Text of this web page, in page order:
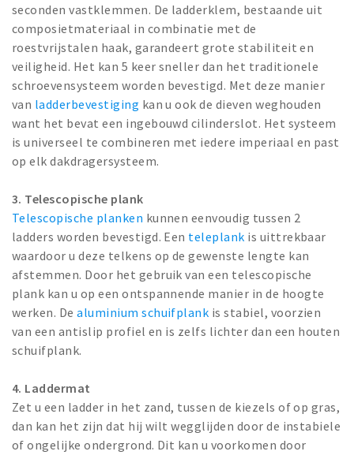
seconden vastklemmen. De ladderklem, bestaande uit
composietmateriaal in combinatie met de
roestvrijstalen haak, garandeert grote stabiliteit en
veiligheid. Het kan 5 keer sneller dan het traditionele
schroevensysteem worden bevestigd. Met deze manier
van ladderbevestiging kan u ook de dieven weghouden
want het bevat een ingebouwd cilinderslot. Het systeem
is universeel te combineren met iedere imperiaal en past
op elk dakdragersysteem.
3. Telescopische plank
Telescopische planken kunnen eenvoudig tussen 2
ladders worden bevestigd. Een teleplank is uittrekbaar
waardoor u deze telkens op de gewenste lengte kan
afstemmen. Door het gebruik van een telescopische
plank kan u op een ontspannende manier in de hoogte
werken. Dealuminium schuifplank is stabiel, voorzien
van een antislip profiel en is zelfs lichter dan een houten
schuifplank.
4. Laddermat
Zet u een ladder in het zand, tussen de kiezels of op gras,
dan kan het zijn dat hij wilt wegglijden door de instabiele
of ongelijke ondergrond. Dit kan u voorkomen door